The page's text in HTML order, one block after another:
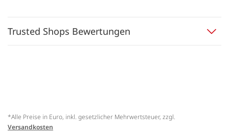
Trusted Shops Bewertungen
*Alle Preise in Euro, inkl. gesetzlicher Mehrwertsteuer, zzgl.
Versandkosten